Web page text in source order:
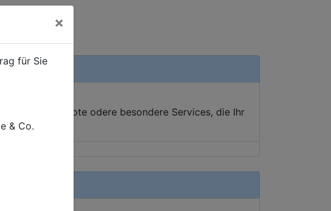
Sonderangebote odere besondere Services, die Ihr
×
für Sie
& Co.